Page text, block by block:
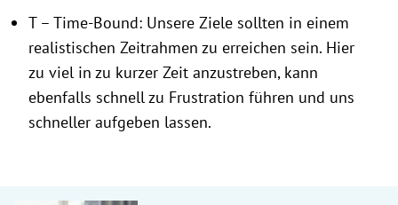
T – Time-Bound: Unsere Ziele sollten in einem
realistischen Zeitrahmen zu erreichen sein. Hier
zu viel in zu kurzer Zeit anzustreben, kann
ebenfalls schnell zu Frustration führen und uns
schneller aufgeben lassen.